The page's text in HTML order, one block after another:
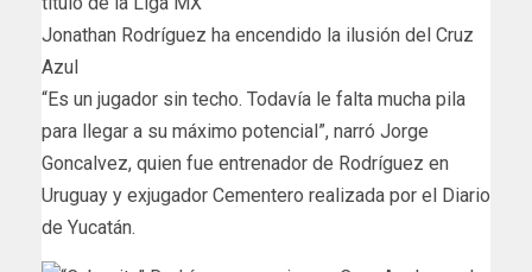
Jonathan Rodríguez ha encendido la ilusión del Cruz
Azul
“Es un jugador sin techo. Todavía le falta mucha pila
para llegar a su máximo potencial”, narró Jorge
Goncalvez, quien fue entrenador de Rodríguez en
Uruguay y exjugador Cementero realizada por el Diario
de Yucatán.